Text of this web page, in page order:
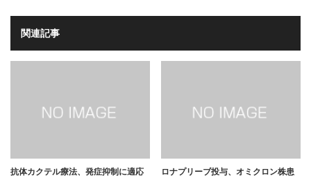
関連記事
抗体カクテル療法、発症抑制に適応
ロナプリーブ投与、オミクロン株患